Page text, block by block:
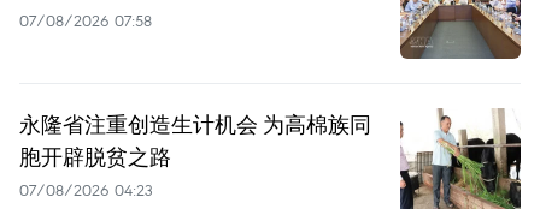
07/08/2026 07:58
永隆省注重创造生计机会 为高棉族同
胞开辟脱贫之路
07/08/2026 04:23